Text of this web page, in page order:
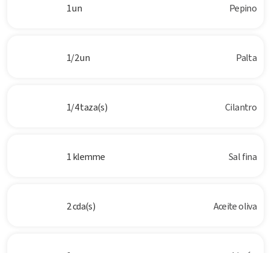
1 un Pepino
1/2 un Palta
1/4 taza(s) Cilantro
1 klemme Sal fina
2 cda(s) Aceite oliva